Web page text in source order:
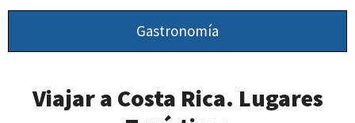
Gastronomía
Viajar a Costa Rica. Lugares